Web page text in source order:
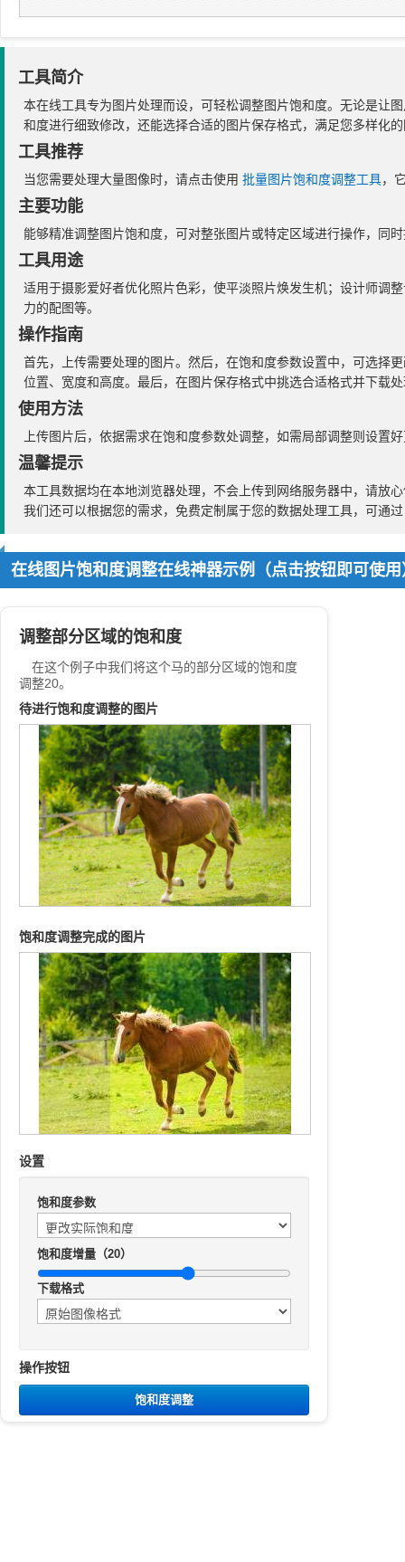
工具简介
本在线工具专为图片处理而设，可轻松调整图片饱和度。无论是让
和度进行细致修改，还能选择合适的图片保存格式，满足您多样化
工具推荐
当您需要处理大量图像时，请点击使用 批量图片饱和度调整工具，
主要功能
能够精准调整图片饱和度，可对整张图片或特定区域进行操作，同
工具用途
适用于摄影爱好者优化照片色彩，使平淡照片焕发生机；设计师调
力的配图等。
操作指南
首先，上传需要处理的图片。然后，在饱和度参数设置中，可选择
位置、宽度和高度。最后，在图片保存格式中挑选合适格式并下载
使用方法
上传图片后，依据需求在饱和度参数处调整，如需局部调整则设置
温馨提示
本工具数据均在本地浏览器处理，不会上传到网络服务器中，请放
我们还可以根据您的需求，免费定制属于您的数据处理工具，可通
在线图片饱和度调整在线神器示例（点击按钮即可使用
调整部分区域的饱和度
在这个例子中我们将这个马的部分区域的饱和度
调整20。
待进行饱和度调整的图片
饱和度调整完成的图片
设置
饱和度参数
饱和度增量（20）
下载格式
操作按钮
饱和度调整